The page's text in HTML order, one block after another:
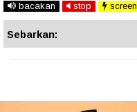
bacakan stop screen
Sebarkan: